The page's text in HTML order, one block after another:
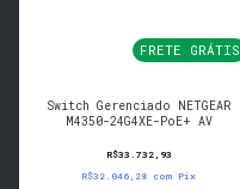
FRETE GRÁTIS
Switch Gerenciado NETGEAR
M4350-24G4XE-PoE+ AV
R$33.732,93
R$32.046,28 com Pix